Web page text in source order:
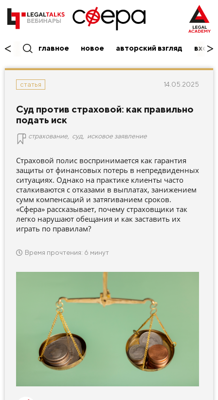
главное новое авторский взгляд вход/
статья 14.05.2025
Суд против страховой: как правильно
подать иск
страхование суд исковое заявление
Страховой полис воспринимается как гарантия
защиты от финансовых потерь в непредвиденных
ситуациях. Однако на практике клиенты часто
сталкиваются с отказами в выплатах, занижением
сумм компенсаций и затягиванием сроков.
«Сфера» рассказывает, почему страховщики так
легко нарушают обещания и как заставить их
играть по правилам?
Время прочтения: 6 минут